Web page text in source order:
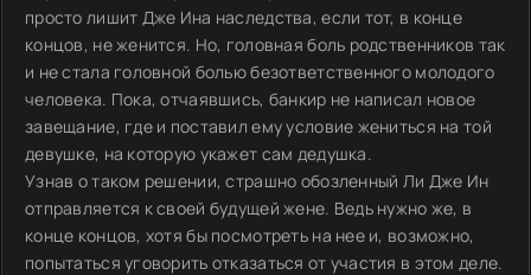
просто лишит Дже Ина наследства, если тот, в конце
концов, не женится. Но, головная боль родственников так
и не стала головной болью безответственного молодого
человека. Пока, отчаявшись, банкир не написал новое
завещание, где и поставил ему условие жениться на той
девушке, на которую укажет сам дедушка.
Узнав о таком решении, страшно обозленный Ли Дже Ин
отправляется к своей будущей жене. Ведь нужно же, в
конце концов, хотя бы посмотреть на нее и, возможно,
попытаться уговорить отказаться от участия в этом деле.